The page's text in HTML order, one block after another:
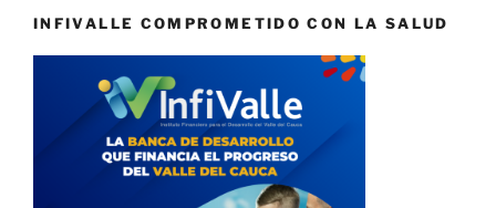
INFIVALLE COMPROMETIDO CON LA SALUD